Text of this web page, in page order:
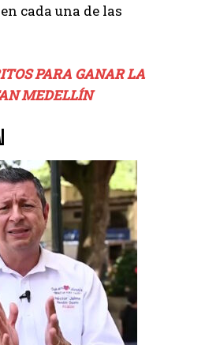
cada una de las
PARA GANAR LA
MEDELLÍN